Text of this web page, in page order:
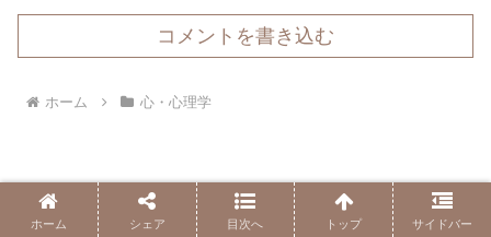
コメントを書き込む
ホーム 心・心理学
ホーム シェア 目次へ トップ サイドバー